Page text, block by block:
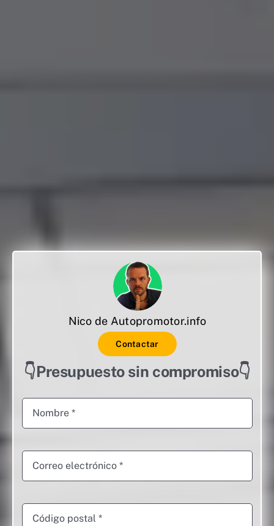
Nico de Autopromotor.info
Contactar
👇Presupuesto sin compromiso👇